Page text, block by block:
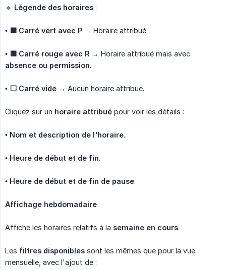
🔹 Légende des horaires :
• 🟩 Carré vert avec P → Horaire attribué.
• 🟥 Carré rouge avec R → Horaire attribué mais avec
absence ou permission.
• ⬜ Carré vide → Aucun horaire attribué.
Cliquez sur un horaire attribué pour voir les détails :
• Nom et description de l'horaire.
• Heure de début et de fin.
• Heure de début et de fin de pause.
Affichage hebdomadaire
Affiche les horaires relatifs à la semaine en cours.
Les filtres disponibles sont les mêmes que pour la vue
mensuelle, avec l'ajout de :